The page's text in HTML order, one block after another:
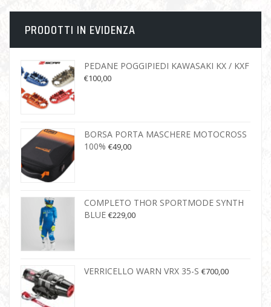
PRODOTTI IN EVIDENZA
PEDANE POGGIPIEDI KAWASAKI KX / KXF
€100,00
BORSA PORTA MASCHERE MOTOCROSS
100% €49,00
COMPLETO THOR SPORTMODE SYNTH
BLUE €229,00
VERRICELLO WARN VRX 35-S €700,00